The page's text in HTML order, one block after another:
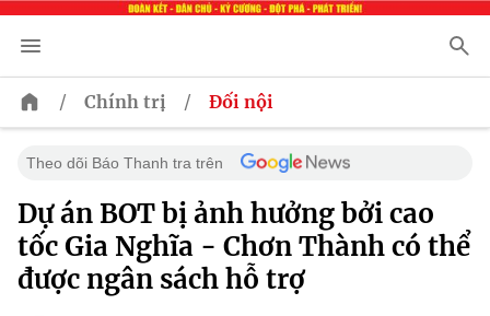
/ Chính trị / Đối nội
Theo dõi Báo Thanh tra trên
Dự án BOT bị ảnh hưởng bởi cao
tốc Gia Nghĩa - Chơn Thành có thể
được ngân sách hỗ trợ